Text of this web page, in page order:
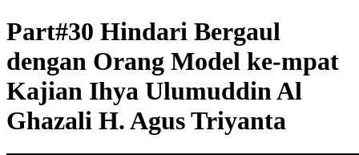
Part#30 Hindari Bergaul
dengan Orang Model ke-mpat
Kajian Ihya Ulumuddin Al
Ghazali H. Agus Triyanta